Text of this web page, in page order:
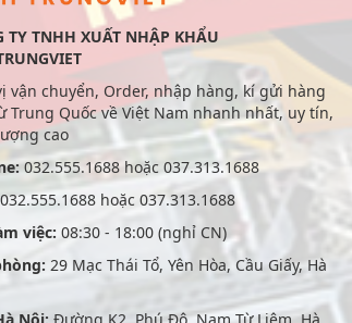
TY TNHH XUẤT NHẬP KHẨU
vận chuyển, Order, nhập hàng, kí gửi hàng
Trung Quốc về Việt Nam nhanh nhất, uy tín,
cao
032.555.1688 hoặc 037.313.1688
hoặc 037.313.1688
việc: 08:30 - 18:00 (nghỉ CN)
29 Mạc Thái Tổ, Yên Hòa, Cầu Giấy, Hà